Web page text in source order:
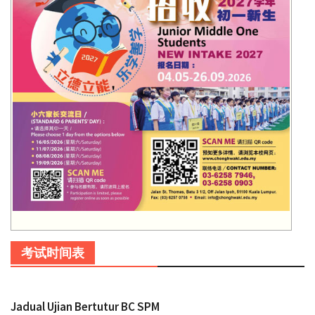
考试时间表
Jadual Ujian Bertutur BC SPM